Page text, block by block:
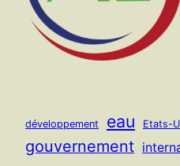
développement eau Etats-
gouvernement